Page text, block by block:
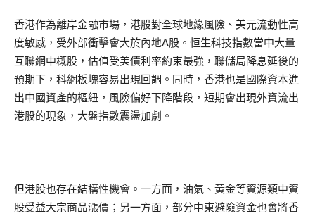
香港作為離岸金融市場，港股對全球地緣風險、美元流動性高
度敏感，受外部衝擊會大於內地A股。恒生科技指數當中大量
互聯網中概股，估值受美債利率約束最強，聯儲局降息延後的
預期下，科網板塊容易出現回調。同時，香港也是國際資本進
出中國資產的樞紐，風險偏好下降階段，短期會出現外資流出
港股的現象，大盤指數震盪加劇。
但港股也存在結構性機會。一方面，油氣、黃金等資源類中資
股受益大宗商品漲價；另一方面，部分中東避險資金也會將香